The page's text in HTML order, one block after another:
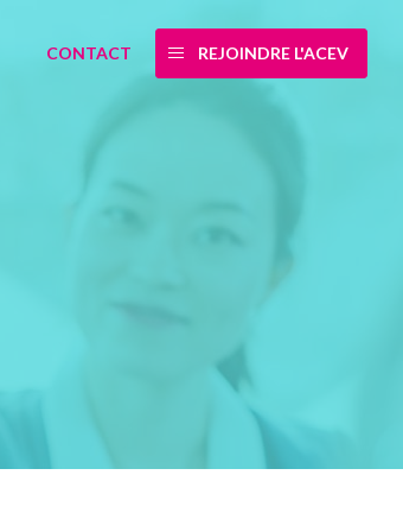
CONTACT REJOINDRE L'ACEV